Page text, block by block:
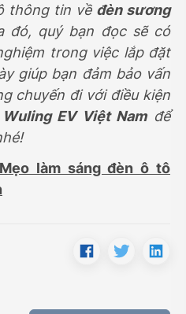
thông tin về đèn sương
đó, quý bạn đọc sẽ có
trong việc lắp đặt
giúp bạn đảm bảo vấn
chuyến đi với điều kiện
Wuling EV Việt Namđể
làm sáng đèn ô tô